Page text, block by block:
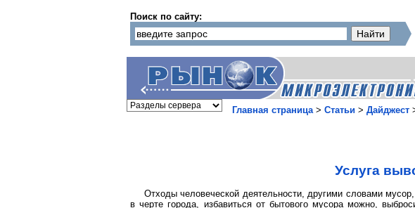
Поиск по сайту:
Главная страница> Статьи > Дайджест
Услуга
Отходы человеческой деятельности, другими словами
в черте города, избавиться от бытового мусора можно,